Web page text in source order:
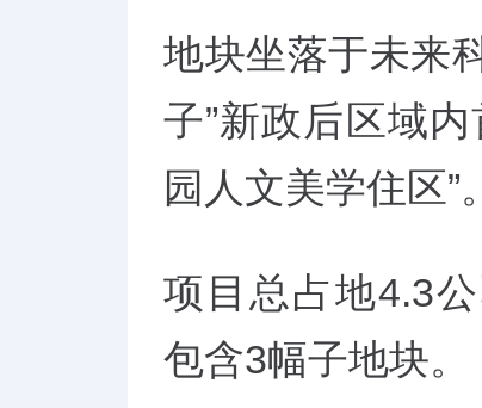
地块坐落于未来
子”新政后区域
园人文美学住区”。
项目总占地4.3
包含3幅子地块。